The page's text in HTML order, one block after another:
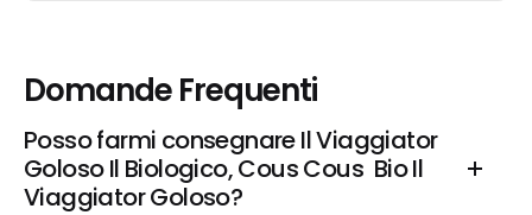
Domande Frequenti
Posso farmi consegnare Il Viaggiator
Goloso Il Biologico, Cous Cous  Bio Il
Viaggiator Goloso?